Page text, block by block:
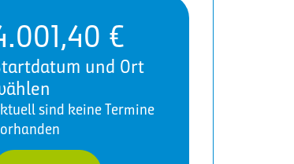
€
und Ort
sind keine Termine